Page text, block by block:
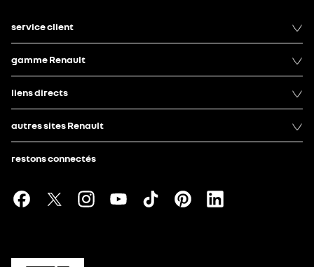
service client
gamme Renault
liens directs
autres sites Renault
restons connectés